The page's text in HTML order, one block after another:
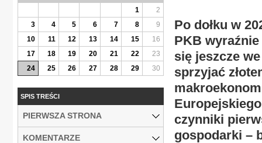
Po dołku w
PKB
się jeszcze
sprzyjać
czynniki
gospodarki –
1
2
3
4 5 6 7 8
9
10
11 12 13 14 15
16
17
18 19 20 21 22
23
24
25 26 27 28 29 30
SPIS TREŚCI
PIERWSZA STRONA
KOMENTARZE